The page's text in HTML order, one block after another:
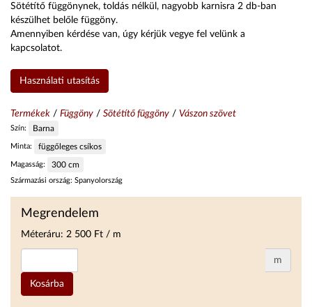
Sötétítő függönynek, toldás nélkül, nagyobb karnisra 2 db-ban
készülhet belőle függöny.
Amennyiben kérdése van, úgy kérjük vegye fel velünk a
kapcsolatot.
Használati utasítás
Termékek / Függöny / Sötétítő függöny / Vászon szövet
Szín: Barna
Minta: függőleges csíkos
Magasság: 300 cm
Származási ország: Spanyolország
Megrendelem
Méteráru: 2 500 Ft / m
m
Kosárba